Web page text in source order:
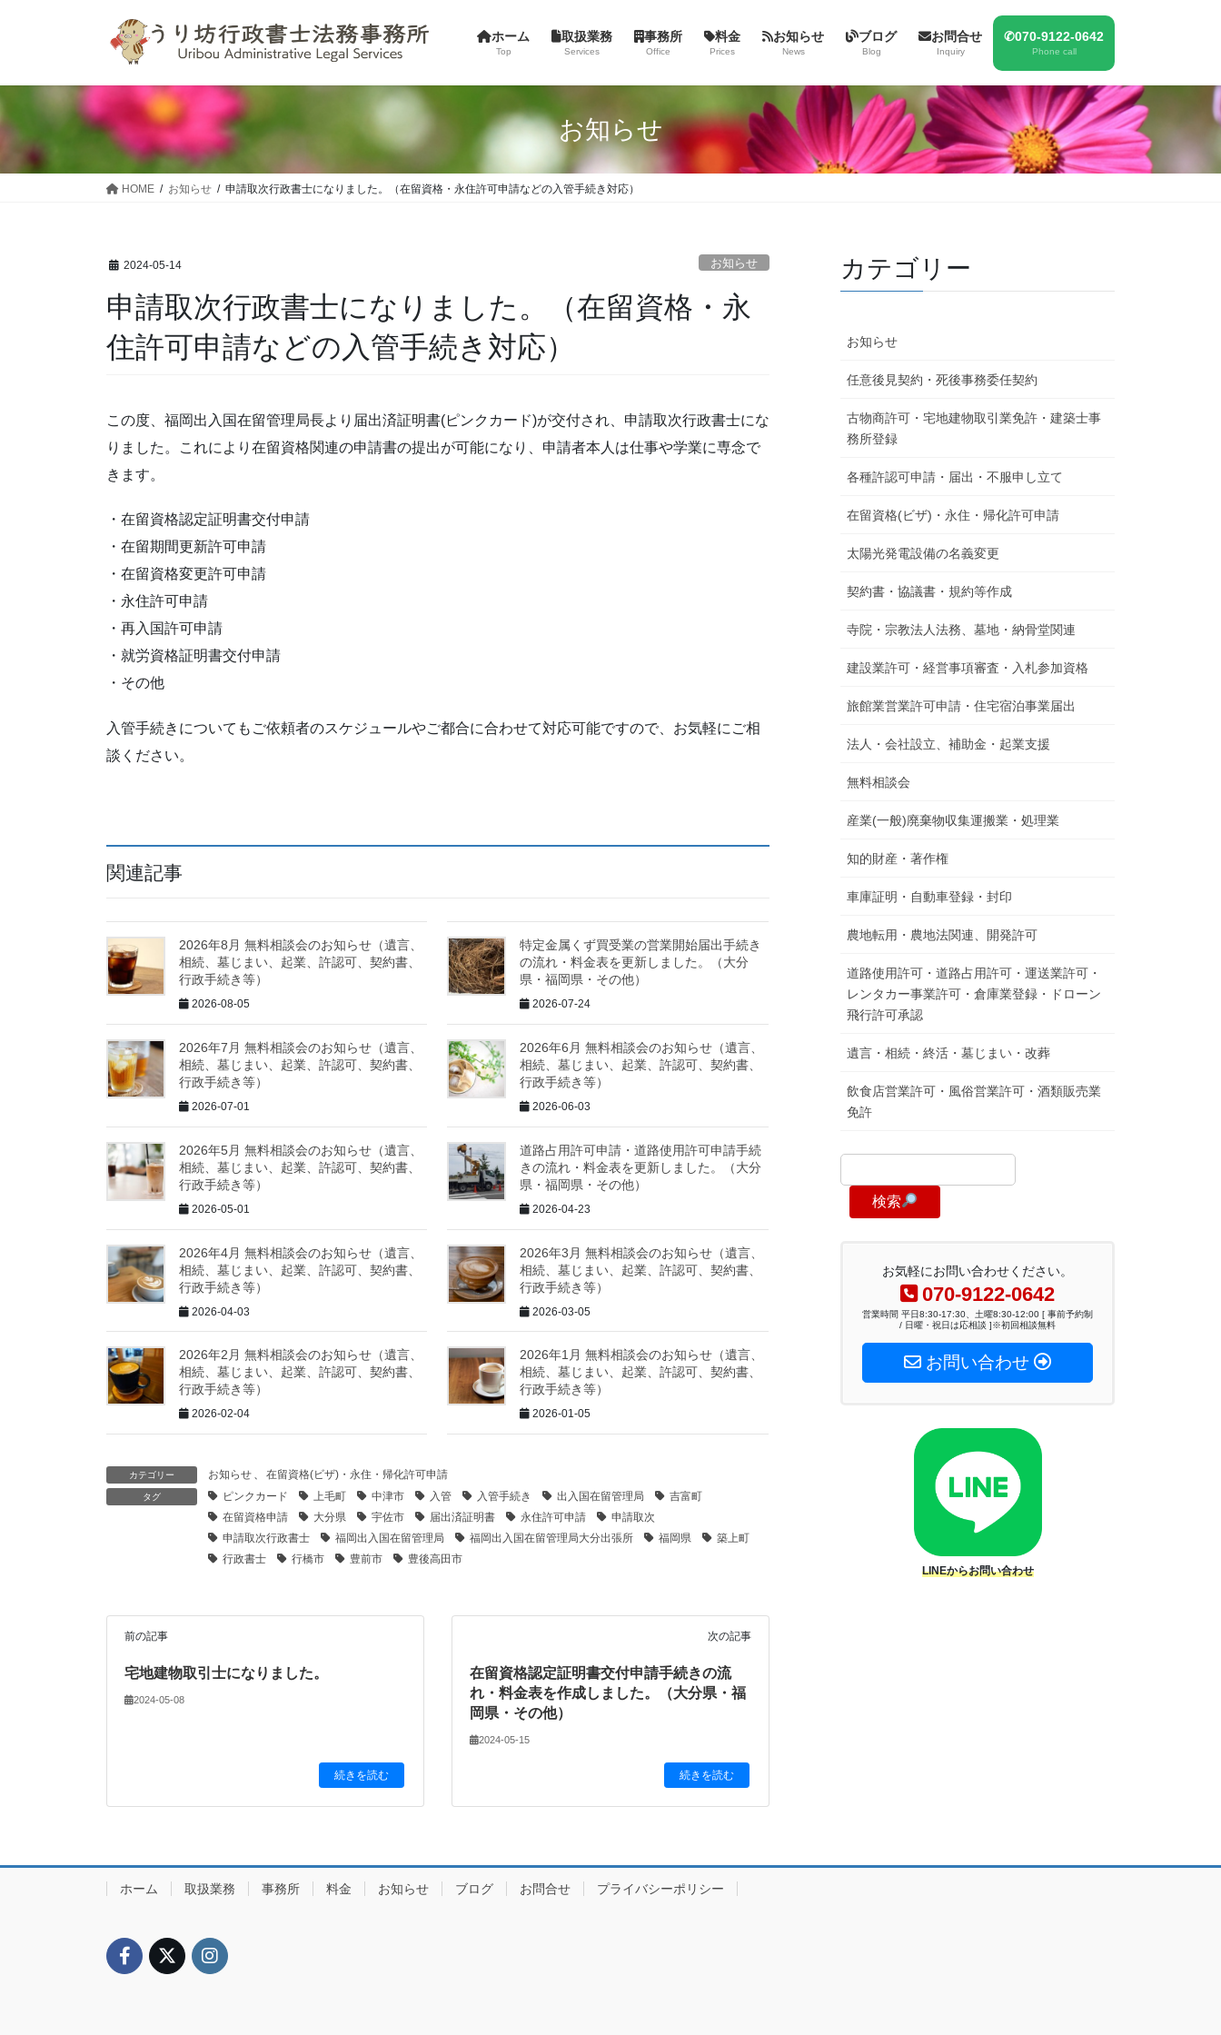
へ
ョ
ホーム
Top
取扱業務
Services
事務所
Office
料金
Prices
お知らせ
News
ブログ
Blog
お問合せ
Inquiry
✆070-9122-0642
Phone call
お知らせ
HOME お知らせ 申請取次行政書士になりました。（在留資格・永住許可申請などの入管手続き対応）
2024-05-14 お知らせ
申請取次行政書士になりました。（在留資格・永
住許可申請などの入管手続き対応）
この度、福岡出入国在留管理局長より届出済証明書(ピンクカード)が交付され、申請取次行政書士にな
りました。これにより在留資格関連の申請書の提出が可能になり、申請者本人は仕事や学業に専念で
きます。
・在留資格認定証明書交付申請
・在留期間更新許可申請
・在留資格変更許可申請
・永住許可申請
・再入国許可申請
・就労資格証明書交付申請
・その他
入管手続きについてもご依頼者のスケジュールやご都合に合わせて対応可能ですので、お気軽にご相
談ください。
関連記事
2026年8月 無料相談会のお知らせ（遺言、
相続、墓じまい、起業、許認可、契約書、
行政手続き等）
2026-08-05
特定金属くず買受業の営業開始届出手続き
の流れ・料金表を更新しました。（大分
県・福岡県・その他）
2026-07-24
2026年7月 無料相談会のお知らせ（遺言、
相続、墓じまい、起業、許認可、契約書、
行政手続き等）
2026-07-01
2026年6月 無料相談会のお知らせ（遺言、
相続、墓じまい、起業、許認可、契約書、
行政手続き等）
2026-06-03
2026年5月 無料相談会のお知らせ（遺言、
相続、墓じまい、起業、許認可、契約書、
行政手続き等）
2026-05-01
道路占用許可申請・道路使用許可申請手続
きの流れ・料金表を更新しました。（大分
県・福岡県・その他）
2026-04-23
2026年4月 無料相談会のお知らせ（遺言、
相続、墓じまい、起業、許認可、契約書、
行政手続き等）
2026-04-03
2026年3月 無料相談会のお知らせ（遺言、
相続、墓じまい、起業、許認可、契約書、
行政手続き等）
2026-03-05
2026年2月 無料相談会のお知らせ（遺言、
相続、墓じまい、起業、許認可、契約書、
行政手続き等）
2026-02-04
2026年1月 無料相談会のお知らせ（遺言、
相続、墓じまい、起業、許認可、契約書、
行政手続き等）
2026-01-05
カテゴリー お知らせ 、 在留資格(ビザ)・永住・帰化許可申請
タグ ピンクカード 上毛町 中津市 入管 入管手続き 出入国在留管理局
吉富町
在留資格申請
大分県 宇佐市 届出済証明書 永住許可申請
申請取次
申請取次行政書士
福岡出入国在留管理局 福岡出入国在留管理局大分出張所 福岡県
築上町
行政書士
行橋市 豊前市 豊後高田市
前の記事
宅地建物取引士になりました。
2024-05-08
続きを読む
次の記事
在留資格認定証明書交付申請手続きの流
れ・料金表を作成しました。（大分県・福
岡県・その他）
2024-05-15
続きを読む
カテゴリー
お知らせ
任意後見契約・死後事務委任契約
古物商許可・宅地建物取引業免許・建築士事
務所登録
各種許認可申請・届出・不服申し立て
在留資格(ビザ)・永住・帰化許可申請
太陽光発電設備の名義変更
契約書・協議書・規約等作成
寺院・宗教法人法務、墓地・納骨堂関連
建設業許可・経営事項審査・入札参加資格
旅館業営業許可申請・住宅宿泊事業届出
法人・会社設立、補助金・起業支援
無料相談会
産業(一般)廃棄物収集運搬業・処理業
知的財産・著作権
車庫証明・自動車登録・封印
農地転用・農地法関連、開発許可
道路使用許可・道路占用許可・運送業許可・
レンタカー事業許可・倉庫業登録・ドローン
飛行許可承認
遺言・相続・終活・墓じまい・改葬
飲食店営業許可・風俗営業許可・酒類販売業
免許
検索
お気軽にお問い合わせください。
070-9122-0642
営業時間 平日8:30-17:30、土曜8:30-12:00 [ 事前予約制
/ 日曜・祝日は応相談 ]※初回相談無料
お問い合わせ
LINEからお問い合わせ
ホーム 取扱業務 事務所 料金 お知らせ ブログ お問合せ プライバシーポリシー